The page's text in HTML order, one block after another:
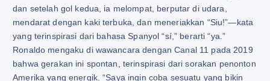
dan setelah gol kedua, ia melompat, berputar di udara,
mendarat dengan kaki terbuka, dan meneriakkan “Siu!”—kata
yang terinspirasi dari bahasa Spanyol “sí,” berarti “ya.”
Ronaldo mengaku di wawancara dengan Canal 11 pada 2019
bahwa gerakan ini spontan, terinspirasi dari sorakan penonton
Amerika yang energik. “Saya ingin coba sesuatu yang bikin